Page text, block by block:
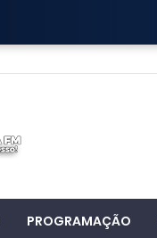
PROGRAMAÇÃO